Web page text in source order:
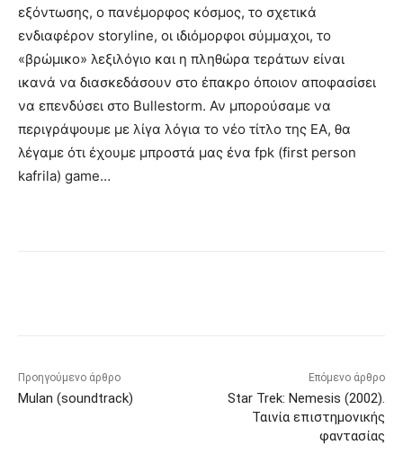
εξόντωσης, ο πανέμορφος κόσμος, το σχετικά
ενδιαφέρον storyline, οι ιδιόμορφοι σύμμαχοι, το
«βρώμικο» λεξιλόγιο και η πληθώρα τεράτων είναι
ικανά να διασκεδάσουν στο έπακρο όποιον αποφασίσει
να επενδύσει στο Bullestorm. Αν μπορούσαμε να
περιγράψουμε με λίγα λόγια το νέο τίτλο της EA, θα
λέγαμε ότι έχουμε μπροστά μας ένα fpk (first person
kafrila) game…
Προηγούμενο άρθρο
Mulan (soundtrack)
Επόμενο άρθρο
Star Trek: Nemesis (2002).
Ταινία επιστημονικής
φαντασίας